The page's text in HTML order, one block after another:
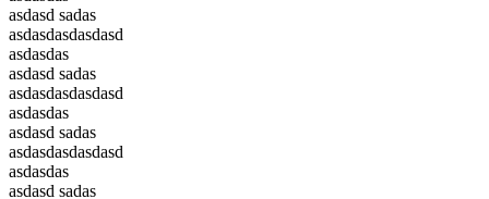
asdasd sadas
asdasdasdasdasd
asdasdas
asdasd sadas
asdasdasdasdasd
asdasdas
asdasd sadas
asdasdasdasdasd
asdasdas
asdasd sadas